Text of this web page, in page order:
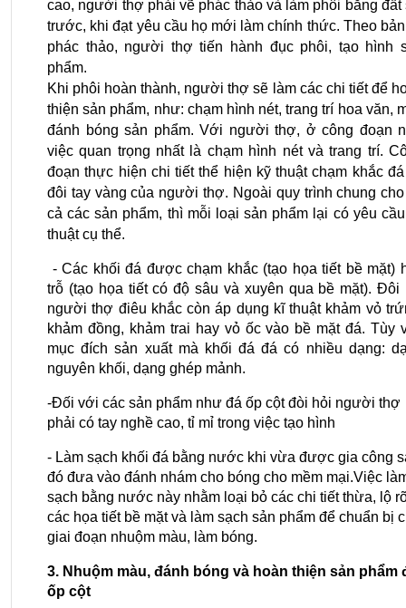
cao, người thợ phải vẽ phác thảo và làm phôi bằng đất
trước, khi đạt yêu cầu họ mới làm chính thức. Theo
phác thảo, người thợ tiến hành đục phôi, tạo hình
phẩm.
Khi phôi hoàn thành, người thợ sẽ làm các chi tiết để
thiện sản phẩm, như: chạm hình nét, trang trí hoa văn,
đánh bóng sản phẩm. Với người thợ, ở công đoạn
việc quan trọng nhất là chạm hình nét và trang trí.
đoạn thực hiện chi tiết thể hiện kỹ thuật chạm khắc
đôi tay vàng của người thợ. Ngoài quy trình chung
cả các sản phẩm, thì mỗi loại sản phẩm lại có yêu
thuật cụ thể.
- Các khối đá được chạm khắc (tạo họa tiết bề mặt)
trỗ (tạo họa tiết có độ sâu và xuyên qua bề mặt). Đôi
người thợ điêu khắc còn áp dụng kĩ thuật khảm vỏ
khảm đồng, khảm trai hay vỏ ốc vào bề mặt đá. Tùy
mục đích sản xuất mà khối đá đá có nhiều dạng:
nguyên khối, dạng ghép mảnh.
-Đối với các sản phẩm như đá ốp cột đòi hỏi người thợ
phải có tay nghề cao, tỉ mỉ trong việc tạo hình
- Làm sạch khối đá bằng nước khi vừa được gia công
đó đưa vào đánh nhám cho bóng cho mềm mại.Việc
sạch bằng nước này nhằm loại bỏ các chi tiết thừa, lộ
các họa tiết bề mặt và làm sạch sản phẩm để chuẩn bị
giai đoạn nhuộm màu, làm bóng.
3. Nhuộm màu, đánh bóng và hoàn thiện sản phẩm
ốp cột